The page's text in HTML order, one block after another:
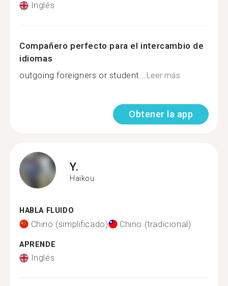
Inglés
Compañero perfecto para el intercambio de
idiomas
outgoing foreigners or student...Leer más
Obtener la app
Y.
Haikou
HABLA FLUIDO
Chino (simplificado) Chino (tradicional)
APRENDE
Inglés